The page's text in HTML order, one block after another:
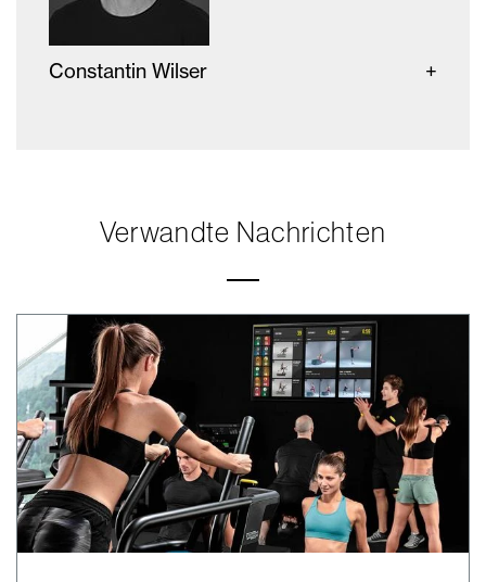
Constantin Wilser
Verwandte Nachrichten